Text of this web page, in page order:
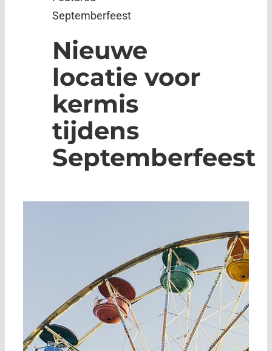
Septemberfeest
Nieuwe
locatie voor
kermis
tijdens
Septemberfeest